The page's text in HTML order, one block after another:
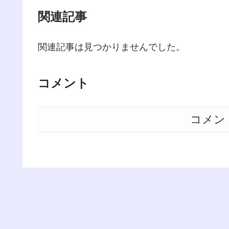
関連記事
関連記事は見つかりませんでした。
コメント
コメン